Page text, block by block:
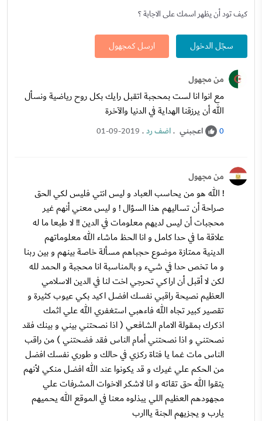
كيف تود أن يظهر اسمك على الاجابة ؟
سجّل الدخول ارسل كمجهول
من مجهول
مع انوا انا لست بمحجبة اتقبل رايك بكل روح رياضية ونسأل
الله أن يرزقنا الهداية في الدنيا والآخرة
0 اعجبني .اضف رد.
01-09-2019
من مجهول
! الله هو من يحاسب العباد و ليس انتي فليس لكي الحق
صراحة أن تساليهم هذا السؤال ! و ليس معني أنهم غير
محجبات أن ليس لديهم معلومات في الدين !! لا طبعا ما له
علاقة ما في حدا كامل و انا الحظ ماشاء الله معلوماتهم
الدينية ممتازة موضوع حجباهم مسألة خاصة بينهم و بين ربنا
و ما تخص حدا في شيء و بالمناسبة انا محجبة و الحمد لله
لكن لا أقبل أن اراكي تحرجي اخت لنا في الدين الاسلامي
العظيم نصيحة راقبي نفسك افضل اكيد بكي عيوب كثيرة و
تقصير كبير تجاه الله فاءهبي استغفري الله علي اثمك
اذكرك بمقولة الامام الشافعي ( اذا نصحتني بيني و بينك فقد
نصحتني و اذا نصحتني أمام الناس فقد فضحتني ) من راقب
الناس مات غما يا فتاة ركزي في حالك و طوري نفسك افضل
من الحكم علي غيرك و قد يكونوا عند الله افضل منكي لأنهم
يتقوا الله حق تقاته و انا لاشكر الاخوات المشرفات علي
مجهودهم العظيم اللي يبذلوه معنا في الموقع الله يحميهم
يارب و يجزيهم الجنة يااارب